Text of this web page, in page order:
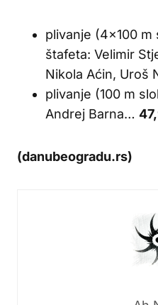
plivanje (4×100 m
štafeta: Velimir
Nikola Aćin, Uroš
plivanje (100 m
Andrej Barna…
(danubeogradu.rs)